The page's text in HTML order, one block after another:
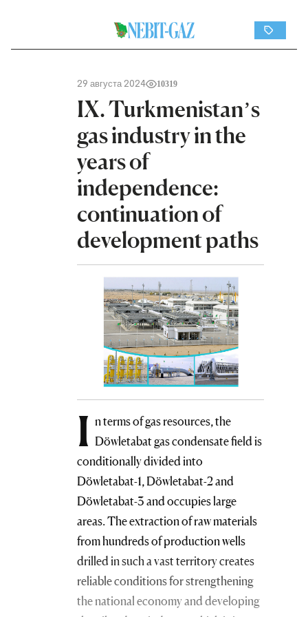
29 августа 2024 10319
IX. Turkmenistan’s
gas industry in the
years of
independence:
continuation of
development paths
I n terms of gas resources, the
Döwletabat gas condensate field is
conditionally divided into
Döwletabat-1, Döwletabat-2 and
Döwletabat-3 and occupies large
areas. The extraction of raw materials
from hundreds of production wells
drilled in such a vast territory creates
reliable conditions for strengthening
the national economy and developing